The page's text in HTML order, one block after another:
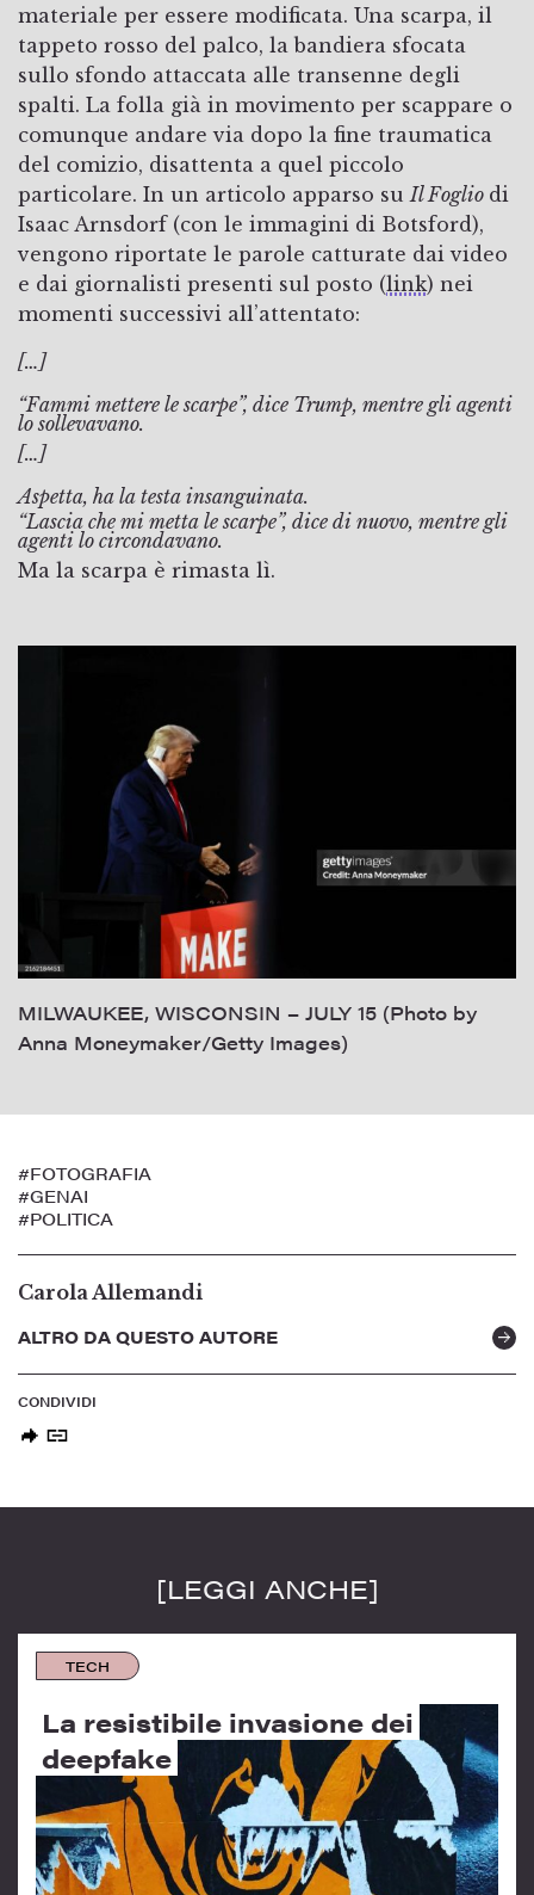
materiale per essere modificata. Una scarpa, il
tappeto rosso del palco, la bandiera sfocata
sullo sfondo attaccata alle transenne degli
spalti. La folla già in movimento per scappare o
comunque andare via dopo la fine traumatica
del comizio, disattenta a quel piccolo
particolare. In un articolo apparso suIl Foglio di
Isaac Arnsdorf (con le immagini di Botsford),
vengono riportate le parole catturate dai video
e dai giornalisti presenti sul posto (link) nei
momenti successivi all’attentato:
[…]
“Fammi mettere le scarpe”, dice Trump, mentre gli agenti
lo sollevavano.
[…]
Aspetta, ha la testa insanguinata.
“Lascia che mi metta le scarpe”, dice di nuovo, mentre gli
agenti lo circondavano.
Ma la scarpa è rimasta lì.
MILWAUKEE, WISCONSIN – JULY 15 (Photo by
Anna Moneymaker/Getty Images)
#FOTOGRAFIA
#GENAI
#POLITICA
Carola Allemandi
ALTRO DA QUESTO AUTORE
CONDIVIDI
[LEGGI ANCHE]
TECH
La resistibile invasione dei
deepfake